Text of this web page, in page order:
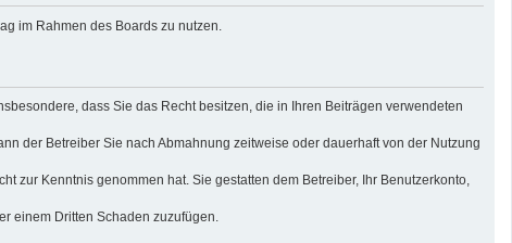
im Rahmen des Boards zu nutzen.
dass Sie das Recht besitzen, die in Ihren Beiträgen verwendeten
der Betreiber Sie nach Abmahnung zeitweise oder dauerhaft von der Nutzung
zur Kenntnis genommen hat. Sie gestatten dem Betreiber, Ihr Benutzerkonto,
einem Dritten Schaden zuzufügen.